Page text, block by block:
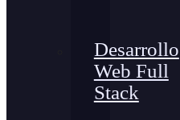
Desarrollo
Web Full
Stack